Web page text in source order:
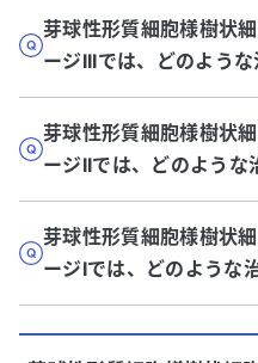
芽球性形質細胞様樹状
ージIIIでは、どのよう
芽球性形質細胞様樹状
ージIIでは、どのような
芽球性形質細胞様樹状
ージIでは、どのような